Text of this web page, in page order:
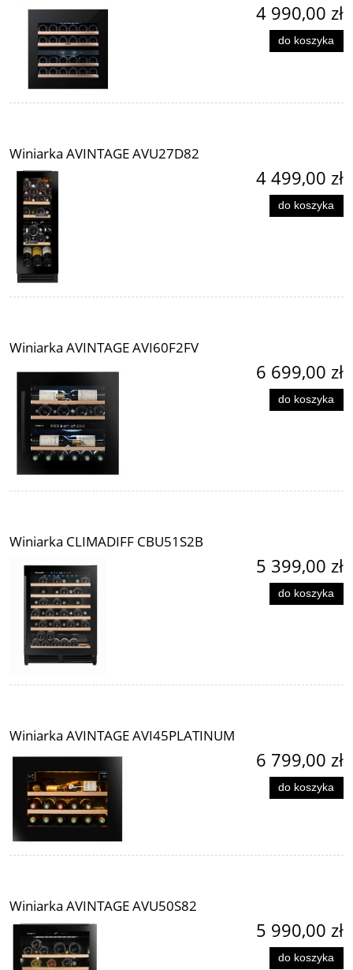
4 990,00 zł
do koszyka
Winiarka AVINTAGE AVU27D82
4 499,00 zł
do koszyka
Winiarka AVINTAGE AVI60F2FV
6 699,00 zł
do koszyka
Winiarka CLIMADIFF CBU51S2B
5 399,00 zł
do koszyka
Winiarka AVINTAGE AVI45PLATINUM
6 799,00 zł
do koszyka
Winiarka AVINTAGE AVU50S82
5 990,00 zł
do koszyka